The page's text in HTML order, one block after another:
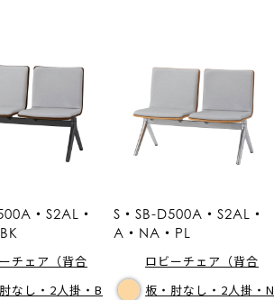
・S2AL・
チェア（背合
なし・2人掛・B
S・SB-D500A・S2AL・
A・NA・PL
ロビーチェア（背合
板・肘なし・2人掛・N